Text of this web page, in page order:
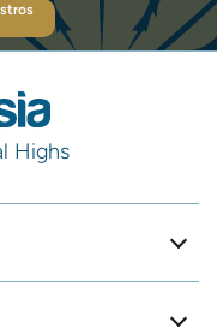
Highs